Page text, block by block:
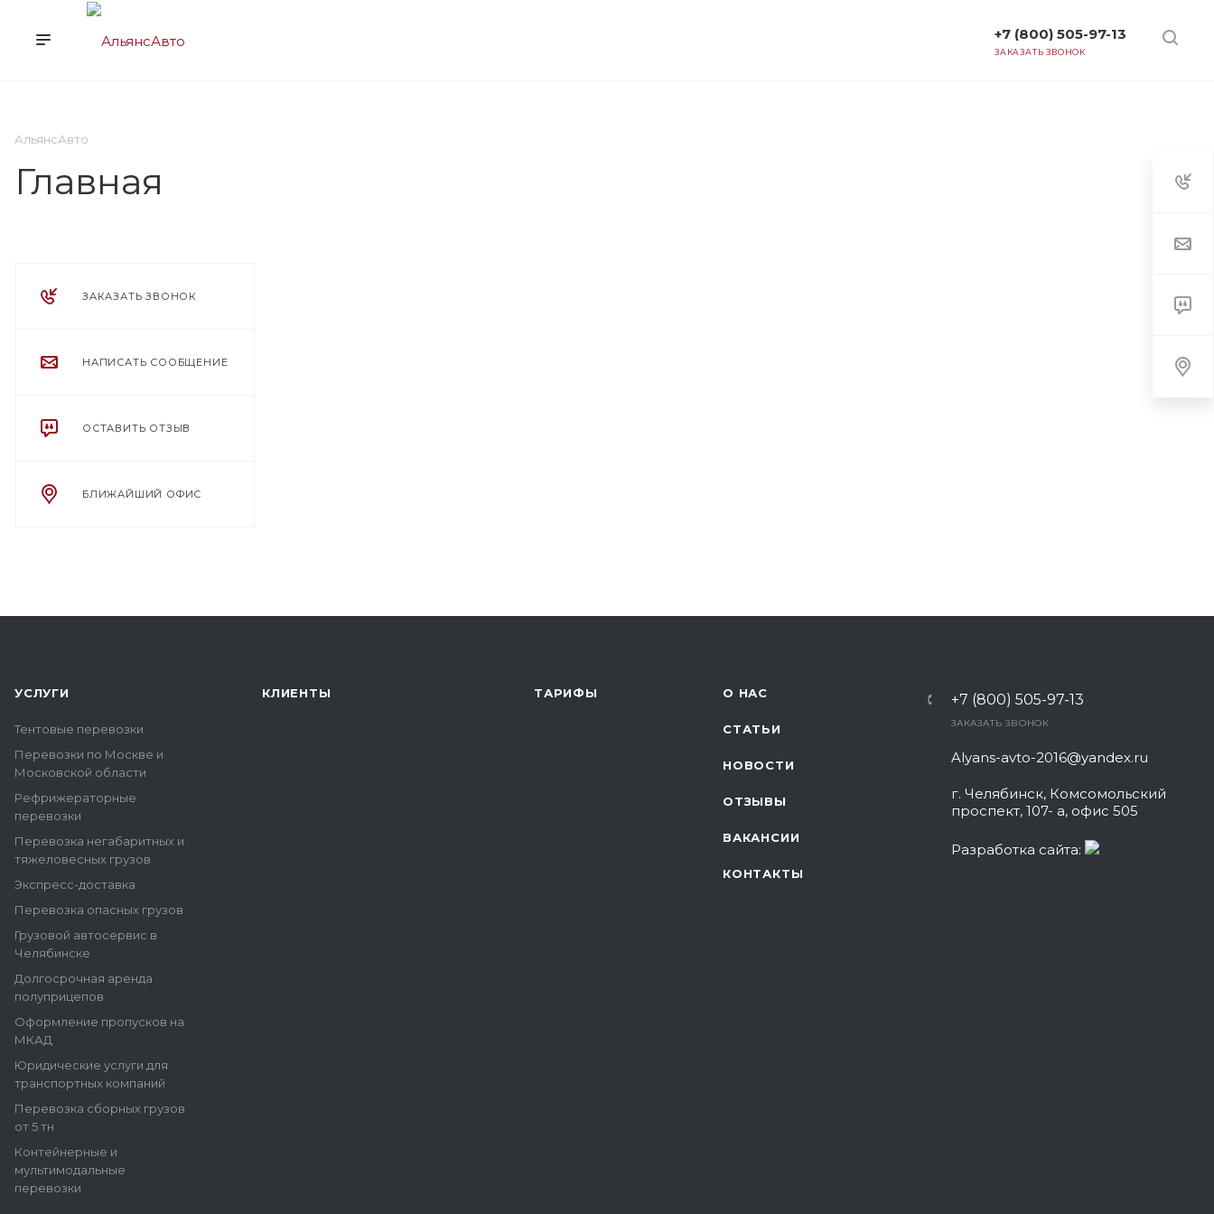
+7 (800) 505-97-13
ЗАКАЗАТЬ ЗВОНОК
АльянсАвто
Главная
ЗАКАЗАТЬ ЗВОНОК
НАПИСАТЬ СООБЩЕНИЕ
ОСТАВИТЬ ОТЗЫВ
БЛИЖАЙШИЙ ОФИС
УСЛУГИ
Тентовые перевозки
Перевозки по Москве и
Московской области
Рефрижераторные
перевозки
Перевозка негабаритных и
тяжеловесных грузов
Экспресс-доставка
Перевозка опасных грузов
Грузовой автосервис в
Челябинске
Долгосрочная аренда
полуприцепов
Оформление пропусков на
МКАД
Юридические услуги для
транспортных компаний
Перевозка сборных грузов
от 5 тн
Контейнерные и
мультимодальные
перевозки
КЛИЕНТЫ ТАРИФЫ О НАС
СТАТЬИ
НОВОСТИ
ОТЗЫВЫ
ВАКАНСИИ
КОНТАКТЫ
+7 (800) 505-97-13
ЗАКАЗАТЬ ЗВОНОК
Alyans-avto-2016@yandex.ru
г. Челябинск, Комсомольский
проспект, 107- а, офис 505
Разработка сайта: